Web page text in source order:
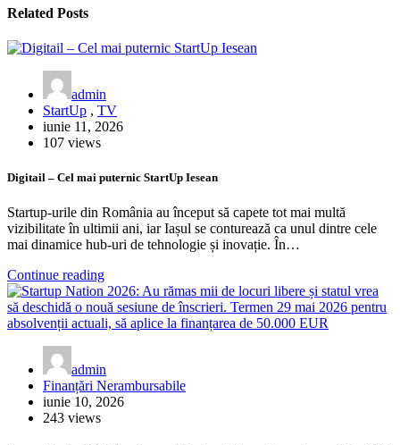
Related Posts
admin
StartUp , TV
iunie 11, 2026
107 views
Digitail – Cel mai puternic StartUp Iesean
Startup-urile din România au început să capete tot mai multă
vizibilitate în ultimii ani, iar Iașul se conturează ca unul dintre cele
mai dinamice hub-uri de tehnologie și inovație. În…
Continue reading
admin
Finanțări Nerambursabile
iunie 10, 2026
243 views